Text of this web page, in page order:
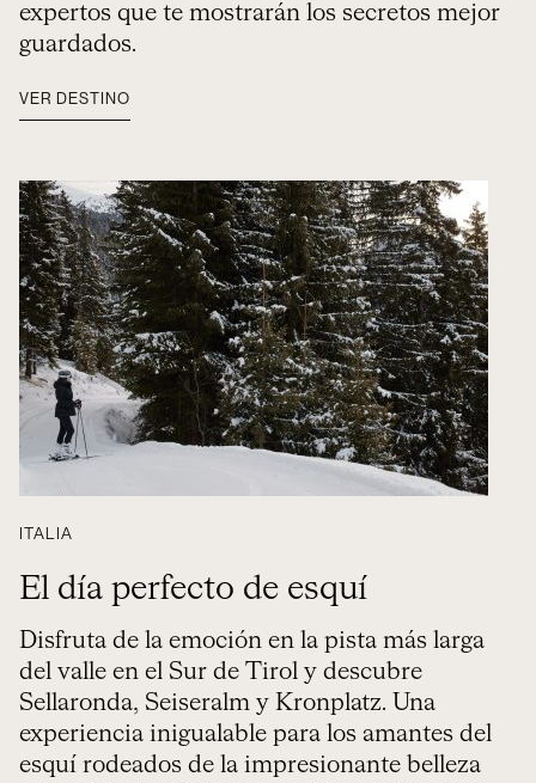
expertos que te mostrarán los secretos mejor
guardados.
VER DESTINO
ITALIA
El día perfecto de esquí
Disfruta de la emoción en la pista más larga
del valle en el Sur de Tirol y descubre
Sellaronda, Seiseralm y Kronplatz. Una
experiencia inigualable para los amantes del
esquí rodeados de la impresionante belleza